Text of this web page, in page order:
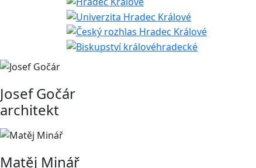
Josef Gočár
architekt
Matěj Minář